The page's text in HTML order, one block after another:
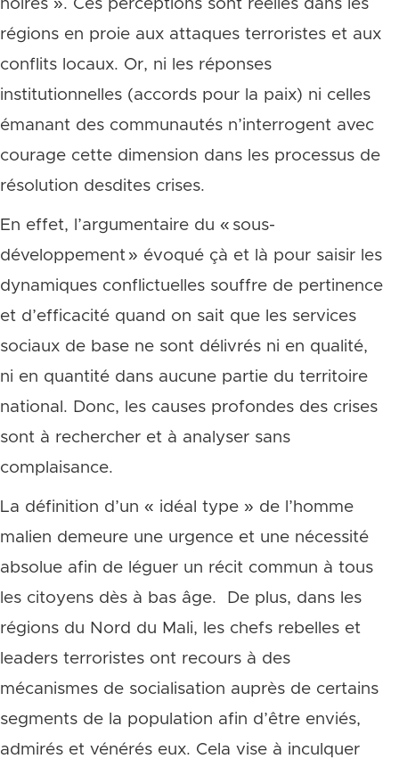
noires ». Ces perceptions sont réelles dans les
régions en proie aux attaques terroristes et aux
conflits locaux. Or, ni les réponses
institutionnelles (accords pour la paix) ni celles
émanant des communautés n’interrogent avec
courage cette dimension dans les processus de
résolution desdites crises.
En effet, l’argumentaire du « sous-
développement » évoqué çà et là pour saisir les
dynamiques conflictuelles souffre de pertinence
et d’efficacité quand on sait que les services
sociaux de base ne sont délivrés ni en qualité,
ni en quantité dans aucune partie du territoire
national. Donc, les causes profondes des crises
sont à rechercher et à analyser sans
complaisance.
La définition d’un « idéal type » de l’homme
malien demeure une urgence et une nécessité
absolue afin de léguer un récit commun à tous
les citoyens dès à bas âge.
De plus, dans les
régions du Nord du Mali, les chefs rebelles et
leaders terroristes ont recours à des
mécanismes de socialisation auprès de certains
segments de la population afin d’être enviés,
admirés et vénérés eux. Cela vise à inculquer